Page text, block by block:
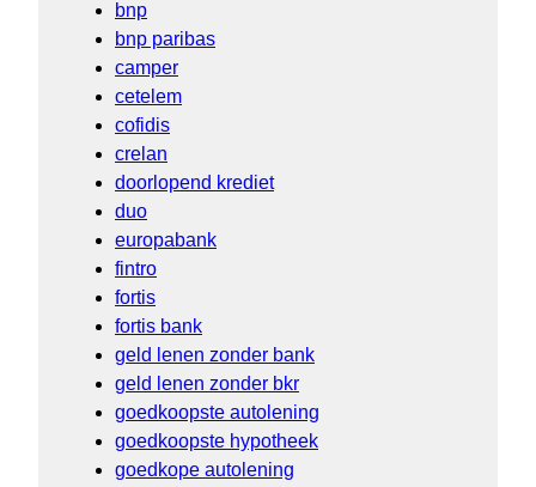
bnp
bnp paribas
camper
cetelem
cofidis
crelan
doorlopend krediet
duo
europabank
fintro
fortis
fortis bank
geld lenen zonder bank
geld lenen zonder bkr
goedkoopste autolening
goedkoopste hypotheek
goedkope autolening